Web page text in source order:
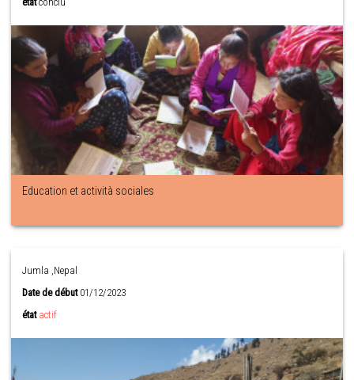
Education et actività sociales
Jumla ,Nepal
Date de début01/12/2023
état actif